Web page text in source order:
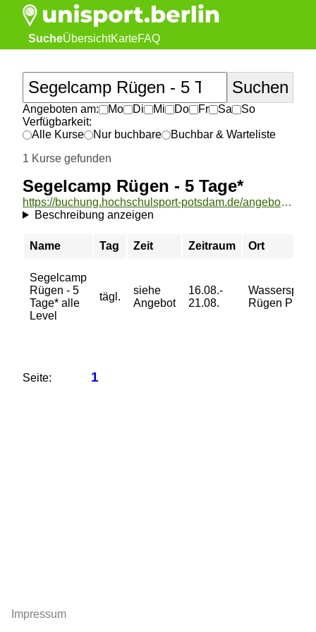
SucheÜbersichtKarteFAQ
Angeboten am: Mo Di Mi Do Fr Sa
So
Verfügbarkeit:
Alle Kurse
Nur buchbare
Buchbar & Warteliste
1 Kurse gefunden
Segelcamp Rügen - 5 Tage*
https://buchung.hochschulsport-potsdam.de/angebote/aktueller_zeitraum/_Segelcamp_Ruegen_-_5_Tage_.html
Beschreibung anzeigen
Name Tag Zeit Zeitraum Ort
Segelcamp
Rügen - 5
Tage* alle
Level
tägl.
siehe
Angebot
16.08.-
21.08.
Rügen
Seite: 1
Impressum